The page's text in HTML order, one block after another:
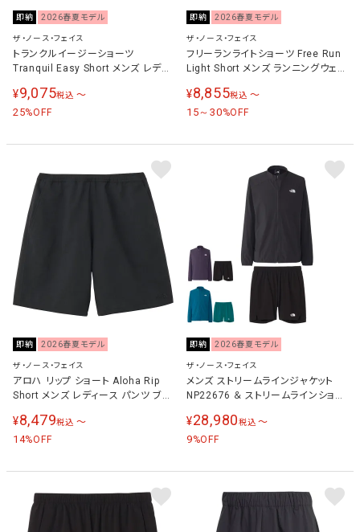
即納 2026春夏モデル
ザ・ノース・フェイス
トランクルイージーショーツ
Tranquil Easy Short メンズ レディ
¥9,075税込 〜
25%OFF
即納 2026春夏モデル
ザ・ノース・フェイス
フリーランライトショーツ Free Run
Light Short メンズ ランニングウェア
¥8,855税込 〜
15～30%OFF
即納 2026春夏モデル
ザ・ノース・フェイス
アロハ リップ ショート Aloha Rip
Short メンズ レディース パンツ ブラ
¥8,479税込 〜
14%OFF
即納 2026春夏モデル
ザ・ノース・フェイス
メンズ ストリームラインジャケット
NP22676 ＆ ストリームラインショー
¥28,980税込 〜
9%OFF